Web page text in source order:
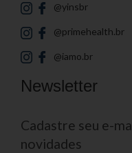
@yinsbr
@primehealth.br
@iamo.br
Newsletter
Cadastre seu e-
novidades